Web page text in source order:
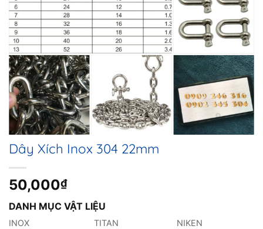
Dây Xích Inox 304 22mm
50,000₫
DANH MỤC VẬT LIỆU
INOX TITAN
NIKEN